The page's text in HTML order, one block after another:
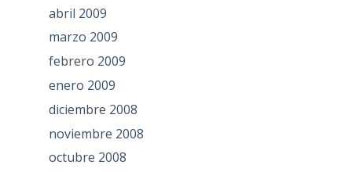
abril 2009
marzo 2009
febrero 2009
enero 2009
diciembre 2008
noviembre 2008
octubre 2008